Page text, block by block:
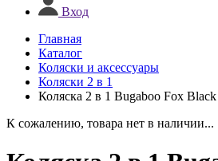
Вход
Главная
Каталог
Коляски и аксессуары
Коляски 2 в 1
Коляска 2 в 1 Bugaboo Fox
К сожалению, товара нет в наличии...